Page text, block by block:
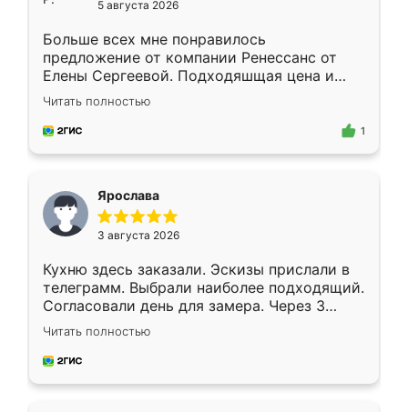
5 августа 2026
Больше всех мне понравилось
предложение от компании Ренессанс от
Елены Сергеевой. Подходяшщая цена и
короткие сроки изготовления. Приехавший
для замера сотрудник Владислав
предложил по моему эскизу самый
Читать полностью
1
Ярослава
3 августа 2026
Кухню здесь заказали. Эскизы прислали в
телеграмм. Выбрали наиболее подходящий.
Согласовали день для замера. Через 3
недели кухня была уже готова. Остались
довольны работой. Спасибо Ренессанс
мебель за качественную работу!
Читать полностью